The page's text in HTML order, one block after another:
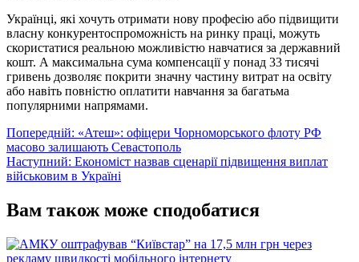
Українці, які хочуть отримати нову професію або підвищити
власну конкурентоспроможність на ринку праці, можуть
скористатися реальною можливістю навчатися за державний
кошт. А максимальна сума компенсації у понад 33 тисячі
гривень дозволяє покрити значну частину витрат на освіту
або навіть повністю оплатити навчання за багатьма
популярними напрямами.
Навігація
записів
Попередній: «Атеш»: офіцери Чорноморського флоту РФ
масово залишають Севастополь
Наступний: Економіст назвав сценарії підвищення виплат
військовим в Україні
Вам також може сподобатися